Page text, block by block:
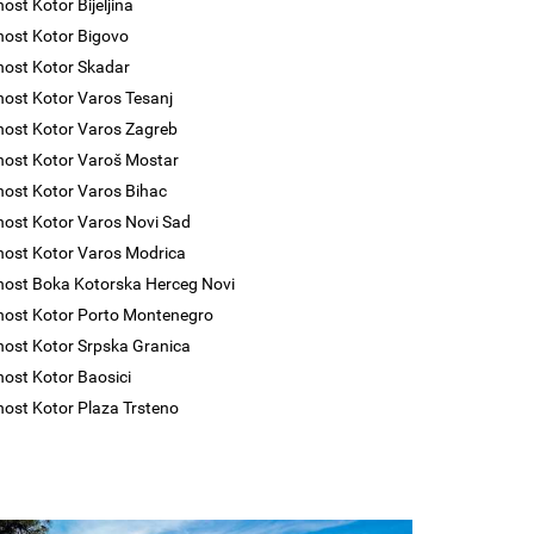
Kotor Bijeljina
Kotor Bigovo
Kotor Skadar
Kotor Varos Tesanj
Kotor Varos Zagreb
Kotor Varoš Mostar
Kotor Varos Bihac
Kotor Varos Novi Sad
Kotor Varos Modrica
Boka Kotorska Herceg Novi
Kotor Porto Montenegro
Kotor Srpska Granica
Kotor Baosici
Kotor Plaza Trsteno